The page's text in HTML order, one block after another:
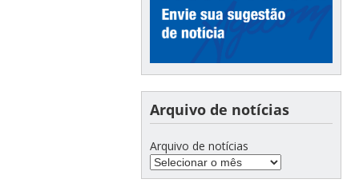
Arquivo de notícias
Arquivo de notícias